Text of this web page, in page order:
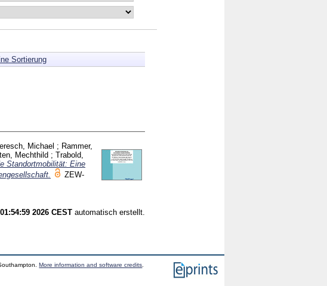
Sortierung
Michael ; Rammer,
Mechthild ; Trabold,
Standortmobilität: Eine
ZEW-
2026 CEST automatisch erstellt.
More information and software credits